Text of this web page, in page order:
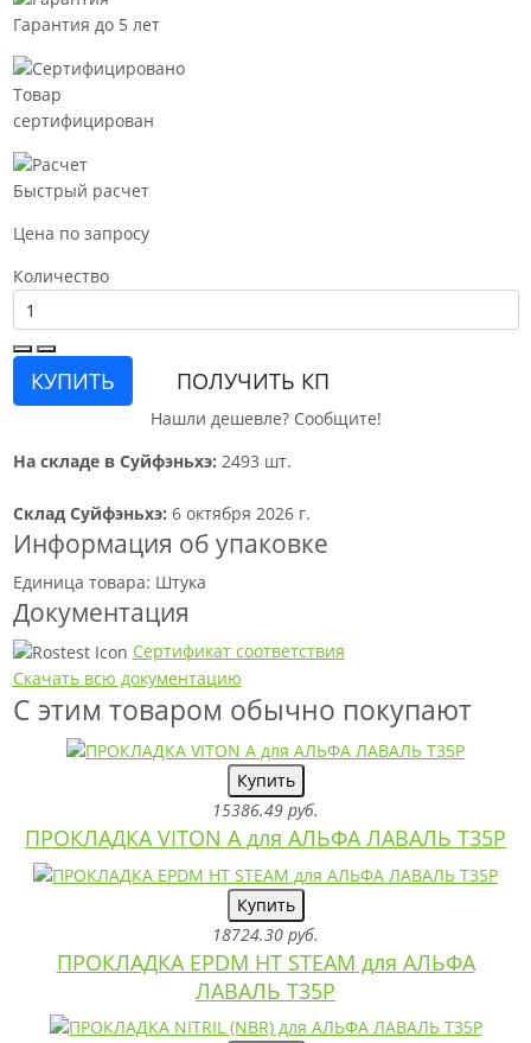
Гарантия до 5 лет
Товар
сертифицирован
Быстрый расчет
Цена по запросу
Количество
КУПИТЬ ПОЛУЧИТЬ КП
Нашли дешевле? Сообщите!
На складе в Суйфэньхэ: 2493 шт.
Склад Суйфэньхэ: 6 октября 2026 г.
Информация об упаковке
Единица товара: Штука
Документация
Сертификат соответствия
Скачать всю документацию
С этим товаром обычно покупают
Купить
15386.49 руб.
ПРОКЛАДКА VITON A для АЛЬФА ЛАВАЛЬ T35P
Купить
18724.30 руб.
ПРОКЛАДКА EPDM HT STEAM для АЛЬФА
ЛАВАЛЬ T35P